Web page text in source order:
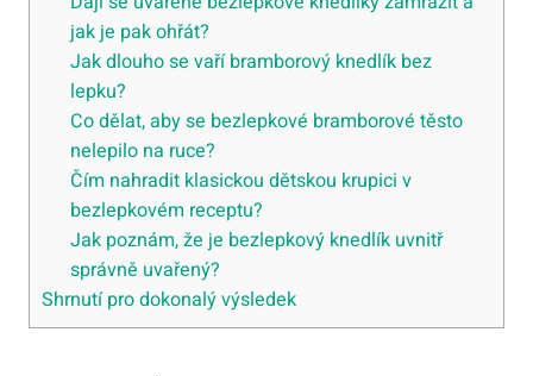
jak je pak ohřát?
Jak dlouho se vaří bramborový knedlík bez
lepku?
Co dělat, aby se bezlepkové bramborové těsto
nelepilo na ruce?
Čím nahradit klasickou dětskou krupici v
bezlepkovém receptu?
Jak poznám, že je bezlepkový knedlík uvnitř
správně uvařený?
Shrnutí pro dokonalý výsledek